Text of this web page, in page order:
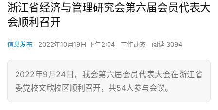
浙江省经济与管理研究会第六届会员代表大
会顺利召开
信息发布 2022年10月19日 下午2:04 工作动态 阅读 3094
2022年9月24日，我会第六届会员代表大会在浙江省
委党校文欣校区顺利召开，共54人参与会议。